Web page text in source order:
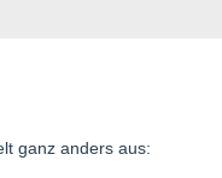
ganz anders aus: